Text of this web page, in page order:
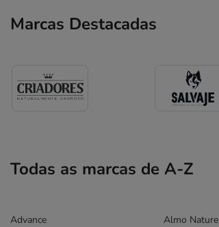
Marcas Destacadas
Todas as marcas de A-Z
Advance Almo Nature